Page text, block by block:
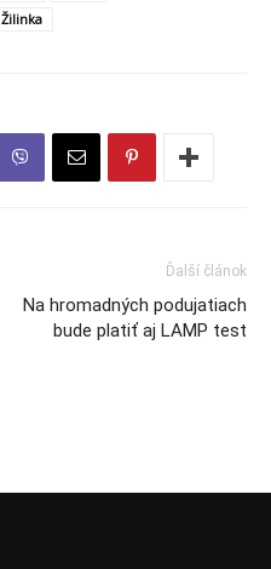
Žilinka
Ďalší článok
Na hromadných podujatiach
bude platiť aj LAMP test